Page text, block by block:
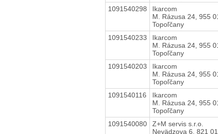
1091540298
Ikarcom
M. Rázusa 24, 955
Topoľčany
1091540233
Ikarcom
M. Rázusa 24, 955
Topoľčany
1091540203
Ikarcom
M. Rázusa 24, 955
Topoľčany
1091540116
Ikarcom
M. Rázusa 24, 955
Topoľčany
1091540080
Z+M servis s.r.o.
Nevädzova 6, 821 01